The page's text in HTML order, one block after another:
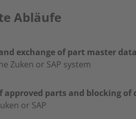
Abläufe
exchange of part master data
Zuken or SAP system
approved parts and blocking
or SAP